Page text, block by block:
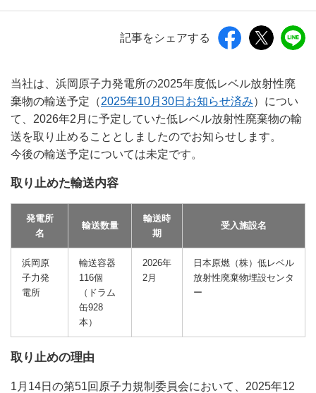
記事をシェアする
当社は、浜岡原子力発電所の2025年度低レベル放射性廃
棄物の輸送予定（2025年10月30日お知らせ済み）につい
て、2026年2月に予定していた低レベル放射性廃棄物の輸
送を取り止めることとしましたのでお知らせします。
今後の輸送予定については未定です。
取り止めた輸送内容
発電所
名
輸送数量
輸送時
期
受入施設名
浜岡原
子力発
電所
輸送容器
116個
（ドラム
缶928
本）
2026年
2月
日本原燃（株）低レベル
放射性廃棄物埋設センタ
ー
取り止めの理由
1月14日の第51回原子力規制委員会において、2025年12